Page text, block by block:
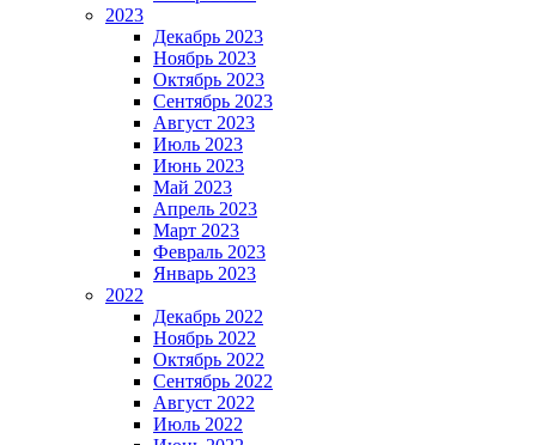
2023
Декабрь 2023
Ноябрь 2023
Октябрь 2023
Сентябрь 2023
Август 2023
Июль 2023
Июнь 2023
Май 2023
Апрель 2023
Март 2023
Февраль 2023
Январь 2023
2022
Декабрь 2022
Ноябрь 2022
Октябрь 2022
Сентябрь 2022
Август 2022
Июль 2022